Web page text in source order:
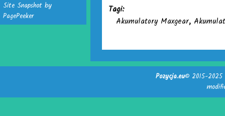
Site Snapshot by
PagePeeker
Tagi:
Akumulatory Maxgear,
Pozycja.eu© 2015-